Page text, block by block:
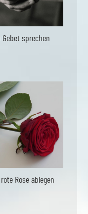
Gebet sprechen
Rose ablegen